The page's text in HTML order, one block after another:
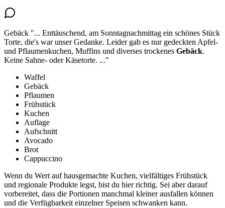
Gebäck "... Enttäuschend, am Sonntagnachmittag ein schönes Stück
Torte, die's war unser Gedanke. Leider gab es nur gedeckten Apfel-
und Pflaumenkuchen, Muffins und diverses trockenes Gebäck.
Keine Sahne- oder Käsetorte. ..."
Waffel
Gebäck
Pflaumen
Frühstück
Kuchen
Auflage
Aufschnitt
Avocado
Brot
Cappuccino
Wenn du Wert auf hausgemachte Kuchen, vielfältiges Frühstück
und regionale Produkte legst, bist du hier richtig. Sei aber darauf
vorbereitet, dass die Portionen manchmal kleiner ausfallen können
und die Verfügbarkeit einzelner Speisen schwanken kann.